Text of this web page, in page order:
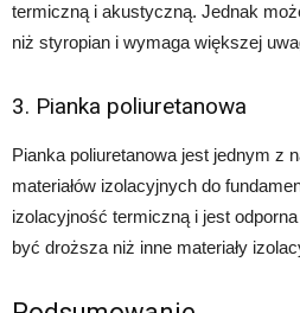
termiczną i akustyczną. Jednak
niż styropian i wymaga większej
3. Pianka poliuretanowa
Pianka poliuretanowa jest jednym z
materiałów izolacyjnych do
izolacyjność termiczną i jest
być droższa niż inne materiały